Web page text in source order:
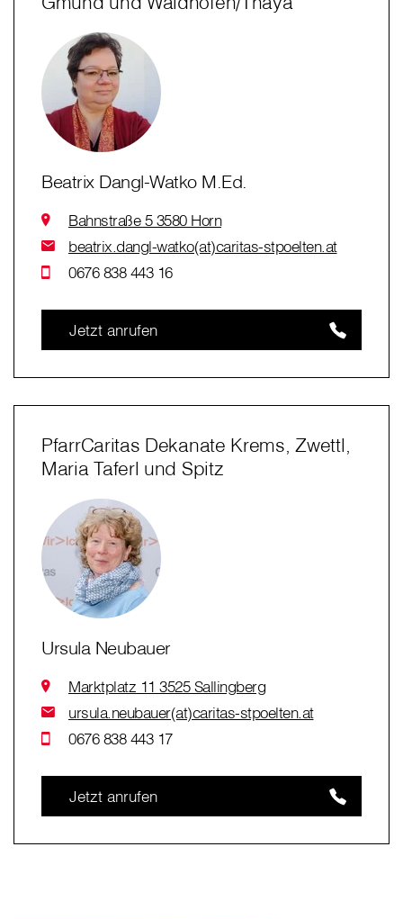
Beatrix Dangl-Watko M.Ed.
Bahnstraße 5 3580 Horn
beatrix.dangl-watko(at)caritas-stpoelten.at
0676 838 443 16
Jetzt anrufen
PfarrCaritas Dekanate Krems, Zwettl,
Maria Taferl und Spitz
Ursula Neubauer
Marktplatz 11 3525 Sallingberg
ursula.neubauer(at)caritas-stpoelten.at
0676 838 443 17
Jetzt anrufen